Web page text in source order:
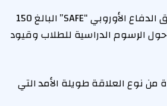
لقد واجهت المحادثات بشأن مشاركة المملكة المتحدة في صندوق الدفاع الأوروبي “SAFE” البالغ 150
الرسوم الدراسية للطلاب وقيود
من نوع العلاقة طويلة الأمد التي